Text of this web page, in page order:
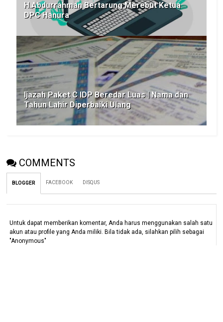
H.Abdurrahman Bertarung Merebut Ketua
DPC Hanura
Ijazah Paket C IDP Beredar Luas | Nama dan
Tahun Lahir Diperbaiki Ulang
COMMENTS
BLOGGER FACEBOOK DISQUS
Untuk dapat memberikan komentar, Anda harus menggunakan salah satu
akun atau profile yang Anda miliki. Bila tidak ada, silahkan pilih sebagai
"Anonymous"